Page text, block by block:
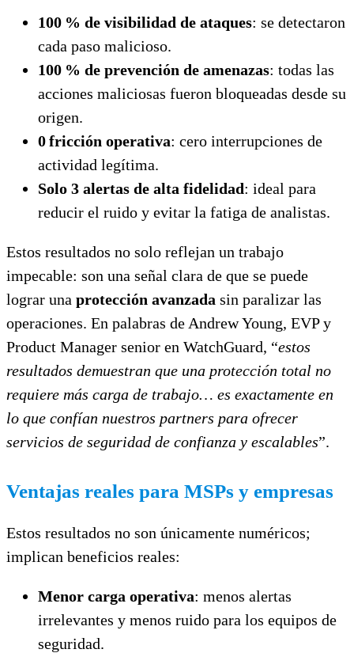
100 % de visibilidad de ataques: se detectaron
cada paso malicioso.
100 % de prevención de amenazas: todas las
acciones maliciosas fueron bloqueadas desde su
origen.
0fricción operativa: cero interrupciones de
actividad legítima.
Solo 3 alertas de alta fidelidad: ideal para
reducir el ruido y evitar la fatiga de analistas.
Estos resultados no solo reflejan un trabajo
impecable: son una señal clara de que se puede
lograr una protección avanzada sin paralizar las
operaciones. En palabras de Andrew Young, EVP y
Product Manager senior en WatchGuard, “estos
resultados demuestran que una protección total no
requiere más carga de trabajo… es exactamente en
lo que confían nuestros partners para ofrecer
servicios de seguridad de confianza y escalables”.
Ventajas reales para MSPs y empresas
Estos resultados no son únicamente numéricos;
implican beneficios reales:
Menor carga operativa: menos alertas
irrelevantes y menos ruido para los equipos de
seguridad.